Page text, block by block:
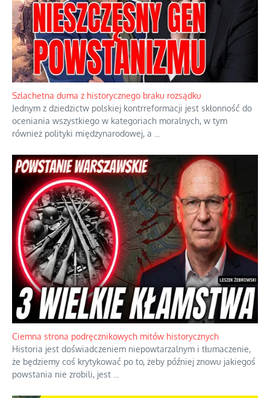
Szlachetna duma z historycznego braku rozsądku
Jednym z dziedzictw polskiej kontrreformacji jest skłonność do
oceniania wszystkiego w kategoriach moralnych, w tym
również polityki międzynarodowej, a
Ciemna strona podręcznikowych mitów historycznych
Historia jest doświadczeniem niepowtarzalnym i tłumaczenie,
że będziemy coś krytykować po to, żeby później znowu jakiegoś
powstania nie zrobili, jest